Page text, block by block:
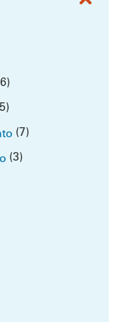
(7)
(3)